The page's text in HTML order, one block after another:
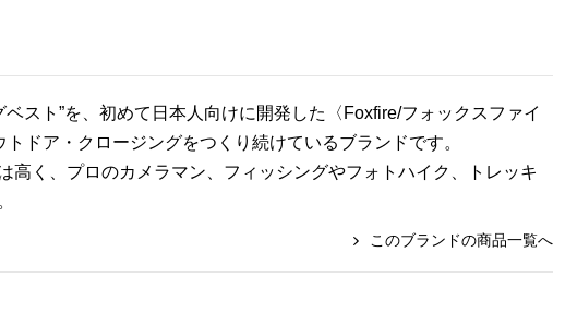
スト”を、初めて日本人向けに開発した〈Foxfire/フォックスファイ
ドア・クロージングをつくり続けているブランドです。
く、プロのカメラマン、フィッシングやフォトハイク、トレッキ
このブランドの商品一覧へ